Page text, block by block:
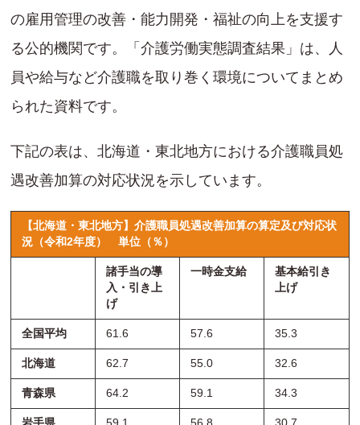
の雇用管理の改善・能力開発・福祉の向上を支援す
る公的機関です。「介護労働実態調査結果」は、人
員や給与など介護職を取り巻く環境についてまとめ
られた資料です。
下記の表は、北海道・東北地方における介護職員処
遇改善加算の対応状況を示しています。
【北海道・東北地方】介護職員処遇改善加算の算定及び対応状
況（令和2年度）
単位（％）
諸手当の導
入・引き上
げ
一時金支給
基本給引き
上げ
全国平均 61.6 57.6 35.3
北海道 62.7 55.0 32.6
青森県 64.2 59.1 34.3